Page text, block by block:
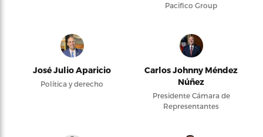
Pacifico Group
José Julio Aparicio
Política y derecho
Carlos Johnny Méndez
Núñez
Presidente Cámara de
Representantes